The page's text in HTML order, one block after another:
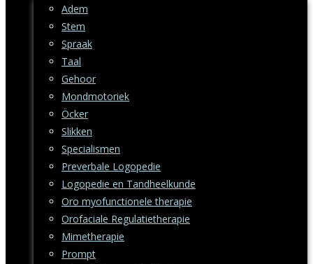
Adem
Stem
Spraak
Taal
Gehoor
Mondmotoriek
Öcker
Slikken
Specialismen
Preverbale Logopedie
Logopedie en Tandheelkunde
Oro myofunctionele therapie
Orofaciale Regulatietherapie
Mimetherapie
Prompt